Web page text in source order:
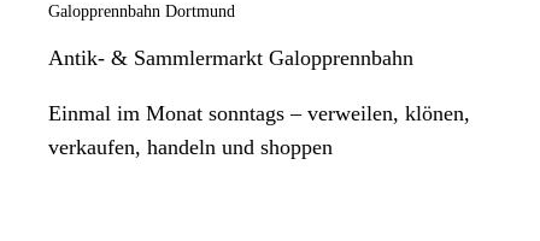
Galopprennbahn Dortmund
Antik- & Sammlermarkt Galopprennbahn
Einmal im Monat sonntags – verweilen, klönen,
verkaufen, handeln und shoppen